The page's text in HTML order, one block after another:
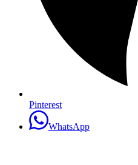
Pinterest
WhatsApp